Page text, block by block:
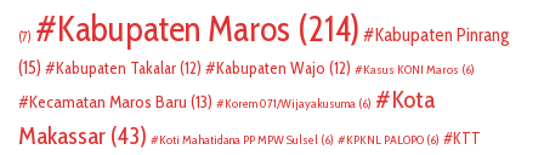
(7) Kabupaten Maros (214)
Kabupaten Pinrang
(15)
Kabupaten Takalar(12) Kabupaten Wajo (12) Kasus KONI Maros (6)
Kecamatan Maros Baru (13) Korem 071/Wijayakusuma (6)
Kota
Makassar (43) Koti Mahatidana PP MPW Sulsel (6) KPKNL PALOPO (6)
KTT